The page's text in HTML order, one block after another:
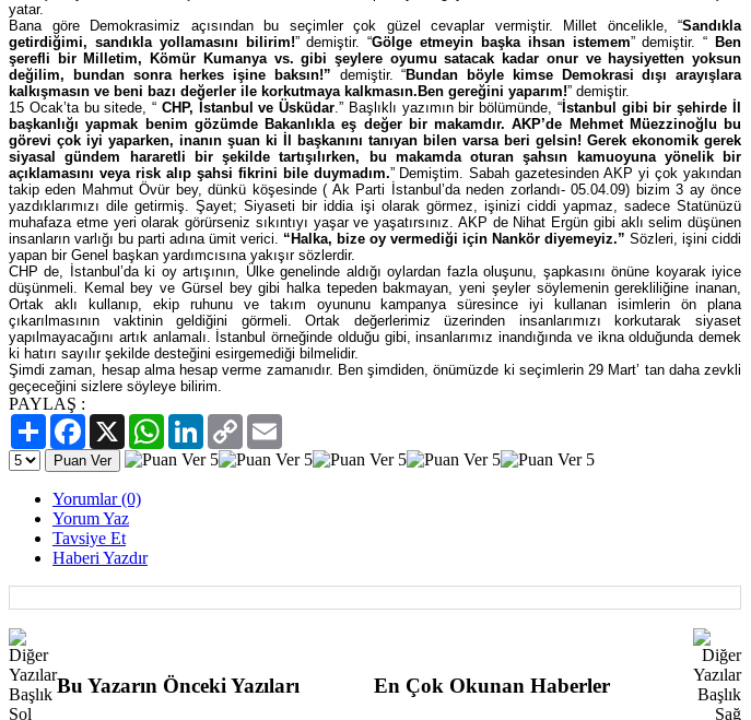
yatar.
Bana göre Demokrasimiz açısından bu seçimler çok güzel cevaplar vermiştir. Millet öncelikle, “Sandıkla
getirdiğimi, sandıkla yollamasını bilirim!” demiştir. “Gölge etmeyin başka ihsan istemem” demiştir. “ Ben
şerefli bir Milletim, Kömür Kumanya vs. gibi şeylere oyumu satacak kadar onur ve haysiyetten yoksun
değilim, bundan sonra herkes işine baksın!” demiştir. “Bundan böyle kimse Demokrasi dışı arayışlara
kalkışmasın ve beni bazı değerler ile korkutmaya kalkmasın.Ben gereğini yaparım!” demiştir.
15 Ocak’ta bu sitede, “ CHP, İstanbul ve Üsküdar.” Başlıklı yazımın bir bölümünde, “İstanbul gibi bir şehirde İl
başkanlığı yapmak benim gözümde Bakanlıkla eş değer bir makamdır. AKP’de Mehmet Müezzinoğlu bu
görevi çok iyi yaparken, inanın şuan ki İl başkanını tanıyan bilen varsa beri gelsin! Gerek ekonomik gerek
siyasal gündem hararetli bir şekilde tartışılırken, bu makamda oturan şahsın kamuoyuna yönelik bir
açıklamasını veya risk alıp şahsi fikrini bile duymadım.” Demiştim. Sabah gazetesinden AKP yi çok yakından
takip eden Mahmut Övür bey, dünkü köşesinde ( Ak Parti İstanbul’da neden zorlandı- 05.04.09) bizim 3 ay önce
yazdıklarımızı dile getirmiş. Şayet; Siyaseti bir iddia işi olarak görmez, işinizi ciddi yapmaz, sadece Statünüzü
muhafaza etme yeri olarak görürseniz sıkıntıyı yaşar ve yaşatırsınız. AKP de Nihat Ergün gibi aklı selim düşünen
insanların varlığı bu parti adına ümit verici. “Halka, bize oy vermediği için Nankör diyemeyiz.” Sözleri, işini ciddi
yapan bir Genel başkan yardımcısına yakışır sözlerdir.
CHP de, İstanbul’da ki oy artışının, Ülke genelinde aldığı oylardan fazla oluşunu, şapkasını önüne koyarak iyice
düşünmeli. Kemal bey ve Gürsel bey gibi halka tepeden bakmayan, yeni şeyler söylemenin gerekliliğine inanan,
Ortak aklı kullanıp, ekip ruhunu ve takım oyununu kampanya süresince iyi kullanan isimlerin ön plana
çıkarılmasının vaktinin geldiğini görmeli. Ortak değerlerimiz üzerinden insanlarımızı korkutarak siyaset
yapılmayacağını artık anlamalı. İstanbul örneğinde olduğu gibi, insanlarımız inandığında ve ikna olduğunda demek
ki hatırı sayılır şekilde desteğini esirgemediği bilmelidir.
Şimdi zaman, hesap alma hesap verme zamanıdır. Ben şimdiden, önümüzde ki seçimlerin 29 Mart’ tan daha zevkli
geçeceğini sizlere söyleye bilirim.
PAYLAŞ :
PaylaşFacebook
X WhatsAppLinkedIn
Copy
Link
Yorumlar (0)
Yorum Yaz
Tavsiye Et
Haberi Yazdır
Bu Yazarın Önceki Yazıları En Çok Okunan Haberler